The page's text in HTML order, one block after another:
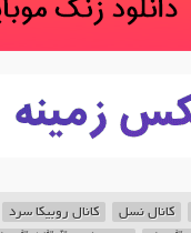
کانال نسل کانال روبیکا سرد